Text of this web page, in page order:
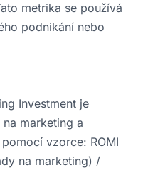
metrika se používá
podnikání nebo
Investment je
marketing a
vzorce: ROMI
na marketing) /